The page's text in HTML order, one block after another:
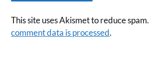
This site uses Akismet to reduce spam.
comment data is processed.